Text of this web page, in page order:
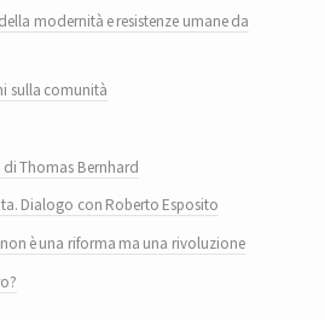
modernità e resistenze umane da
sulla comunità
Thomas Bernhard
Dialogo con Roberto Esposito
è una riforma ma una rivoluzione